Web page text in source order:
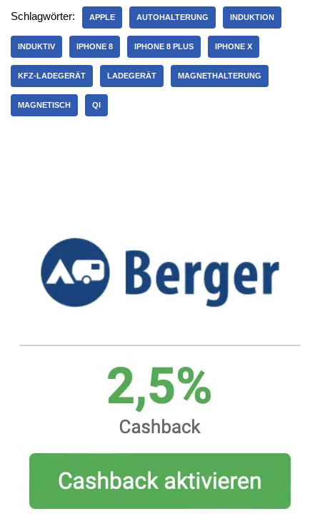
Schlagwörter: APPLE AUTOHALTERUNG INDUKTION
INDUKTIV IPHONE 8 IPHONE 8 PLUS IPHONE X
KFZ-LADEGERÄT LADEGERÄT MAGNETHALTERUNG
MAGNETISCH QI